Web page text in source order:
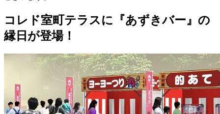
コレド室町テラスに『あずきバー』の
縁日が登場！